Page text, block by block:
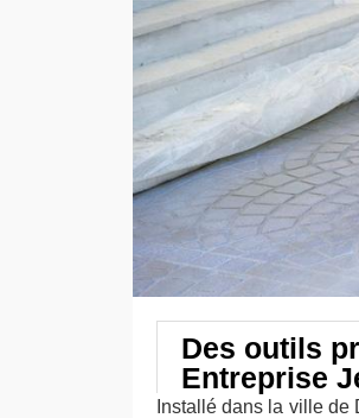
Des outils
Entreprise
Installé dans la ville de